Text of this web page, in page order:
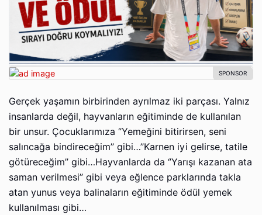
Gerçek yaşamın birbirinden ayrılmaz iki parçası. Yalnız
insanlarda değil, hayvanların eğitiminde de kullanılan
bir unsur. Çocuklarımıza ‘’Yemeğini bitirirsen, seni
salıncağa bindireceğim’’ gibi…’’Karnen iyi gelirse, tatile
götüreceğim’’ gibi…Hayvanlarda da ‘’Yarışı kazanan ata
saman verilmesi’’ gibi veya eğlence parklarında takla
atan yunus veya balinaların eğitiminde ödül yemek
kullanılması gibi…